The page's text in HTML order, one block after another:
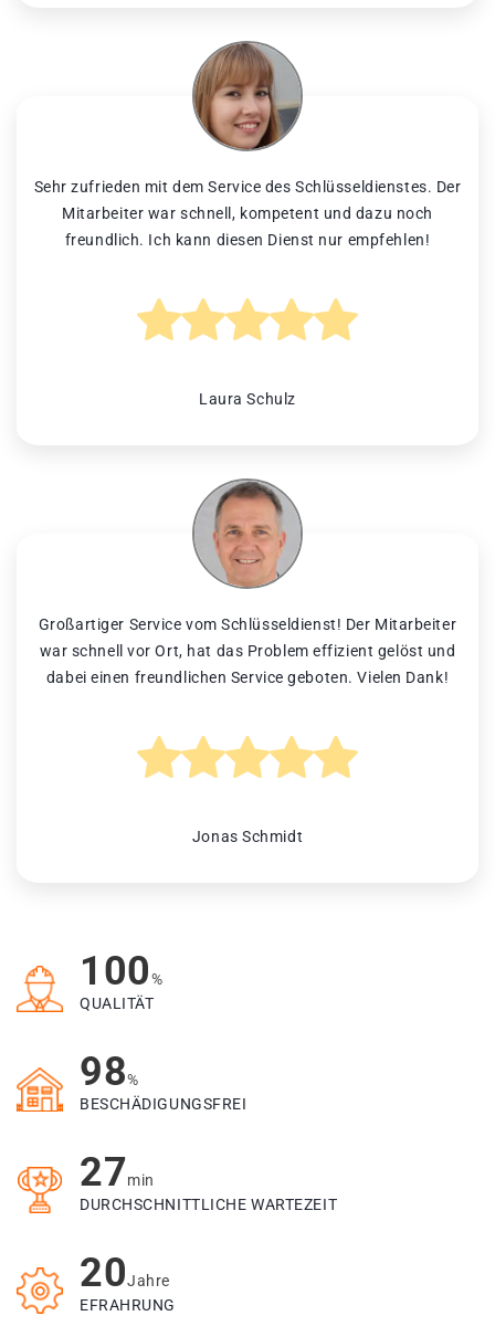
Sehr zufrieden mit dem Service des Schlüsseldienstes. Der
Mitarbeiter war schnell, kompetent und dazu noch
freundlich. Ich kann diesen Dienst nur empfehlen!
Laura Schulz
Großartiger Service vom Schlüsseldienst! Der Mitarbeiter
war schnell vor Ort, hat das Problem effizient gelöst und
dabei einen freundlichen Service geboten. Vielen Dank!
Jonas Schmidt
100%
QUALITÄT
98%
BESCHÄDIGUNGSFREI
27min
DURCHSCHNITTLICHE WARTEZEIT
20Jahre
EFRAHRUNG